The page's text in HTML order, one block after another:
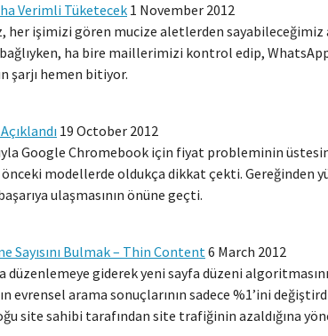
Verimli Tüketecek1 November 2012
her işimizi gören mucize aletlerden
ha bire maillerimizi kontrol edip,
şarjı hemen bitiyor.
19 October 2012
Google Chromebook için fiyat probleminin
modellerde oldukça dikkat çekti. Gereğinden
ulaşmasının önüne geçti.
Sayısını Bulmak – Thin Content6 March 2012
düzenlemeye giderek yeni sayfa düzeni
evrensel arama sonuçlarının sadece %1’ini
site sahibi tarafından site trafiğinin azaldığına